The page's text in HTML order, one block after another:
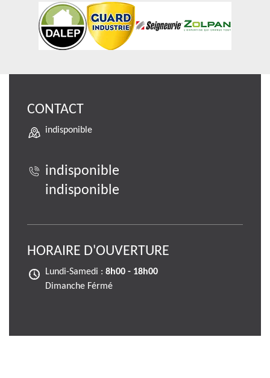
CONTACT
indisponible
indisponible
indisponible
HORAIRE D'OUVERTURE
Lundi-Samedi : 8h00 - 18h00
Dimanche Férmé